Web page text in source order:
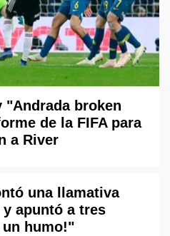
broken
de la FIFA para
a River
una llamativa
apuntó a tres
un humo!"